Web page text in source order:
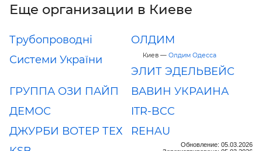
Еще организации в Киеве
Трубопроводні
Системи України
ОЛДИМ
Киев — Олдим Одесса
ЭЛИТ ЭДЕЛЬВЕЙС
ГРУППА ОЗИ ПАЙП
ВАВИН УКРАИНА
ДЕМОС
ITR-BCC
ДЖУРБИ ВОТЕР ТЕХ
REHAU
Обновление: 05.03.2026